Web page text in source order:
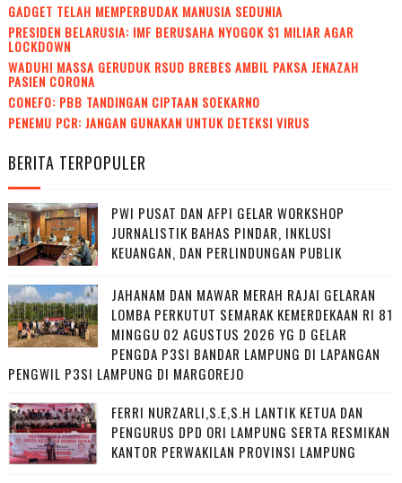
GADGET TELAH MEMPERBUDAK MANUSIA SEDUNIA
PRESIDEN BELARUSIA: IMF BERUSAHA NYOGOK $1 MILIAR AGAR
LOCKDOWN
WADUH! MASSA GERUDUK RSUD BREBES AMBIL PAKSA JENAZAH
PASIEN CORONA
CONEFO: PBB TANDINGAN CIPTAAN SOEKARNO
PENEMU PCR: JANGAN GUNAKAN UNTUK DETEKSI VIRUS
BERITA TERPOPULER
PWI PUSAT DAN AFPI GELAR WORKSHOP
JURNALISTIK BAHAS PINDAR, INKLUSI
KEUANGAN, DAN PERLINDUNGAN PUBLIK
JAHANAM DAN MAWAR MERAH RAJAI GELARAN
LOMBA PERKUTUT SEMARAK KEMERDEKAAN RI 81
MINGGU 02 AGUSTUS 2026 YG D GELAR
PENGDA P3SI BANDAR LAMPUNG DI LAPANGAN
PENGWIL P3SI LAMPUNG DI MARGOREJO
FERRI NURZARLI,S.E,S.H LANTIK KETUA DAN
PENGURUS DPD ORI LAMPUNG SERTA RESMIKAN
KANTOR PERWAKILAN PROVINSI LAMPUNG